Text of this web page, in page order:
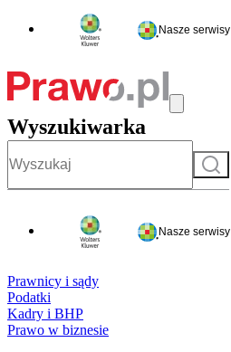
Nasze serwisy
Wyszukiwarka
Szukaj
Nasze serwisy
Prawnicy i sądy
Podatki
Kadry i BHP
Prawo w biznesie